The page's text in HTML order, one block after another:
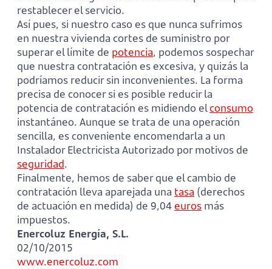
restablecer el servicio.
Así pues, si nuestro caso es que nunca sufrimos
en nuestra vivienda cortes de suministro por
superar el límite de potencia, podemos sospechar
que nuestra contratación es excesiva, y quizás la
podríamos reducir sin inconvenientes. La forma
precisa de conocer si es posible reducir la
potencia de contratación es midiendo elconsumo
instantáneo. Aunque se trata de una operación
sencilla, es conveniente encomendarla a un
Instalador Electricista Autorizado por motivos de
seguridad.
Finalmente, hemos de saber que el cambio de
contratación lleva aparejada una tasa (derechos
de actuación en medida) de 9,04 euros más
impuestos.
Enercoluz Energía, S.L.
02/10/2015
www.enercoluz.com